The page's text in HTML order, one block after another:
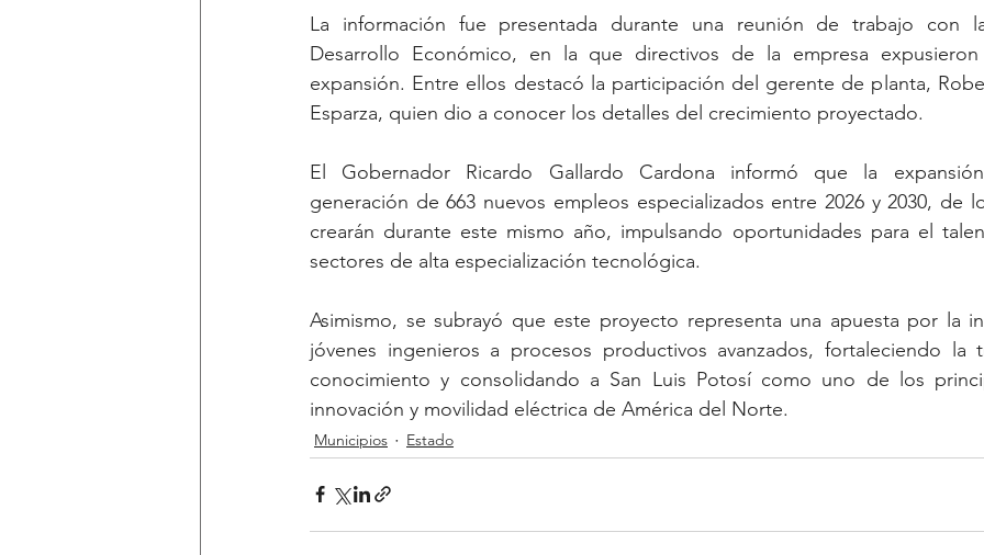
La información fue presentada durante una reunión de trabajo con
Desarrollo Económico, en la que directivos de la empresa
expansión. Entre ellos destacó la participación del gerente de planta,
Esparza, quien dio a conocer los detalles del crecimiento proyectado.
El Gobernador Ricardo Gallardo Cardona informó que la
generación de 663 nuevos empleos especializados entre 2026 y 2030, de
crearán durante este mismo año, impulsando oportunidades para el
sectores de alta especialización tecnológica.
Asimismo, se subrayó que este proyecto representa una apuesta por la
jóvenes ingenieros a procesos productivos avanzados, fortaleciendo la
conocimiento y consolidando a San Luis Potosí como uno de los
innovación y movilidad eléctrica de América del Norte.
Municipios Estado